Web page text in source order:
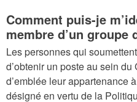
Comment puis-je
membre d’un groupe
Les personnes qui
d’obtenir un poste au sein
d’emblée leur appartenance
désigné en vertu de la